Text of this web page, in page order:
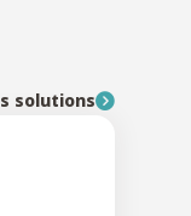
solutions